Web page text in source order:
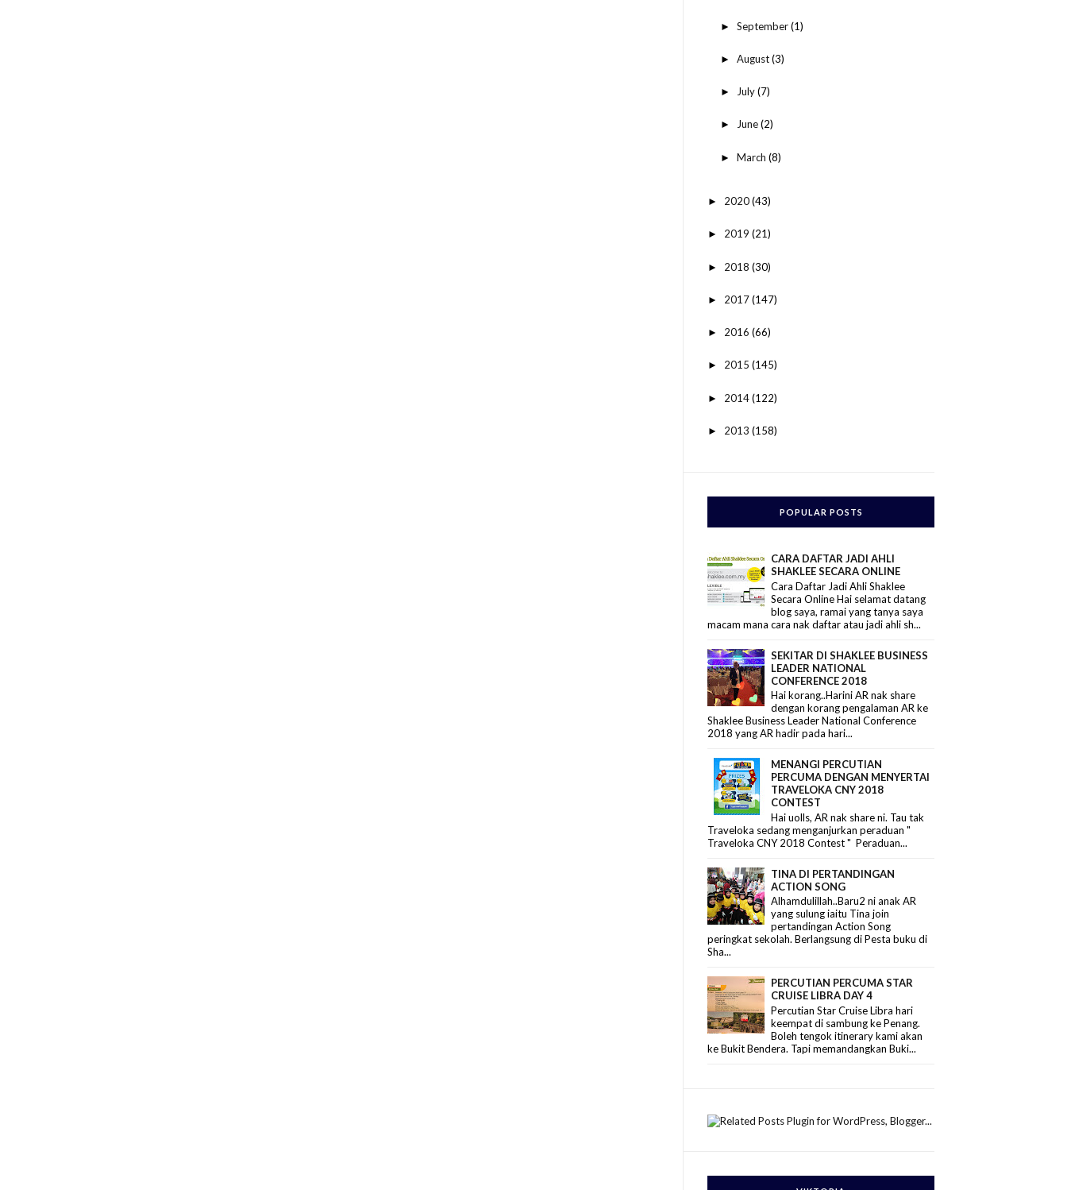
► September(1)
► August(3)
► July(7)
► June(2)
► March (8)
► 2020(43)
► 2019(21)
► 2018(30)
► 2017(147)
► 2016(66)
► 2015(145)
► 2014(122)
► 2013(158)
POPULAR POSTS
CARA DAFTAR JADI AHLI
SHAKLEE SECARA ONLINE
Cara Daftar Jadi Ahli Shaklee
Secara Online Hai selamat datang
blog saya, ramai yang tanya saya
macam mana cara nak daftar atau jadi ahli sh...
SEKITAR DI SHAKLEE BUSINESS
LEADER NATIONAL
CONFERENCE 2018
Hai korang..Harini AR nak share
dengan korang pengalaman AR ke
Shaklee Business Leader National Conference
2018 yang AR hadir pada hari...
MENANGI PERCUTIAN
PERCUMA DENGAN MENYERTAI
TRAVELOKA CNY 2018
CONTEST
Hai uolls, AR nak share ni. Tau tak
Traveloka sedang menganjurkan peraduan "
Traveloka CNY 2018 Contest " Peraduan...
TINA DI PERTANDINGAN
ACTION SONG
Alhamdulillah..Baru2 ni anak AR
yang sulung iaitu Tina join
pertandingan Action Song
peringkat sekolah. Berlangsung di Pesta buku di
Sha...
PERCUTIAN PERCUMA STAR
CRUISE LIBRA DAY 4
Percutian Star Cruise Libra hari
keempat di sambung ke Penang.
Boleh tengok itinerary kami akan
ke Bukit Bendera. Tapi memandangkan Buki...